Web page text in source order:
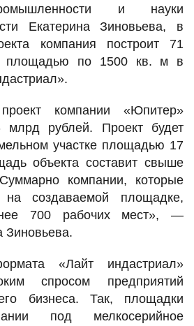
и науки
Екатерина Зиновьева, в
компания построит 71
площадью по 1500 кв. м в
компании «Юпитер»
рублей. Проект будет
участке площадью 17
объекта составит свыше
компании, которые
на создаваемой площадке,
700 рабочих мест», —
Зиновьева.
«Лайт индастриал»
спросом предприятий
бизнеса. Так, площадки
под мелкосерийное